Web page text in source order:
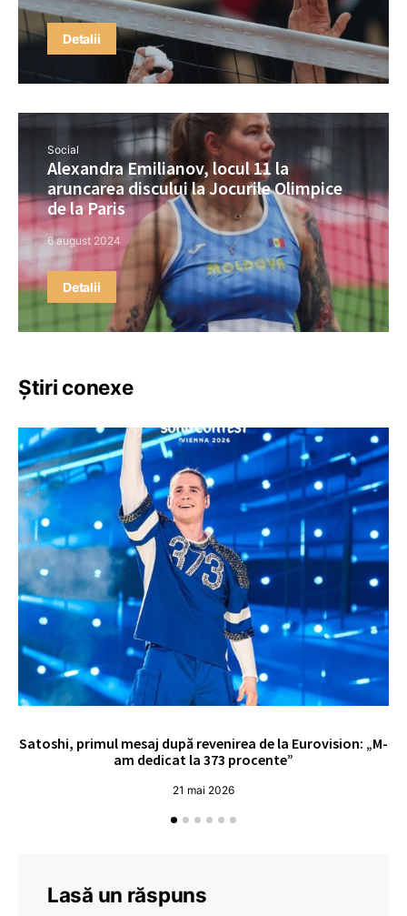
Detalii
Social
Alexandra Emilianov, locul 11 la
aruncarea discului la Jocurile Olimpice
de la Paris
6 august 2024
Detalii
Știri conexe
Satoshi, primul mesaj după revenirea de la Eurovision: „M-
am dedicat la 373 procente”
21 mai 2026
Lasă un răspuns